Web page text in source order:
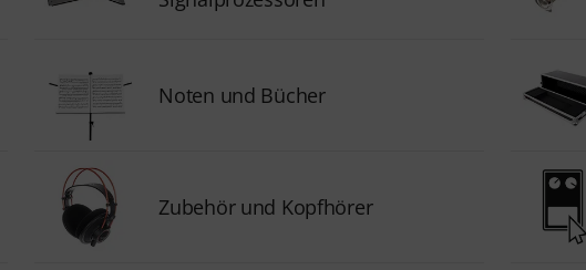
Noten und Bücher
Zubehör und Kopfhörer